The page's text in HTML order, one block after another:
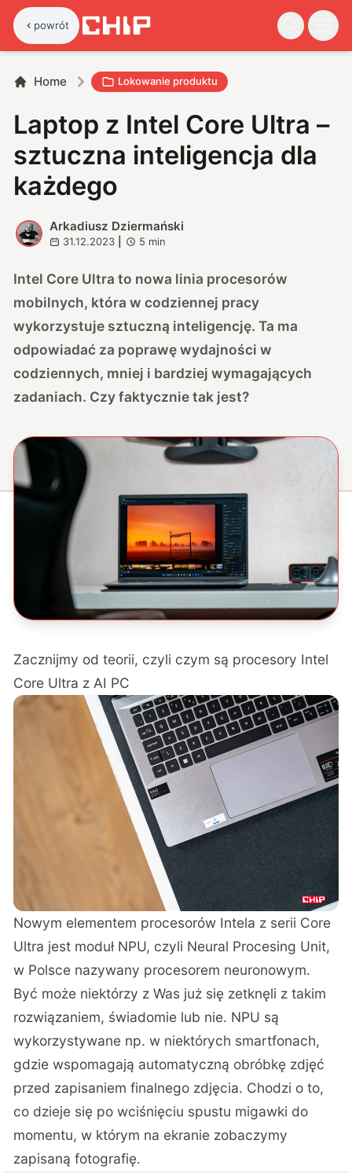
powrót
Home Lokowanie produktu
Laptop z Intel Core Ultra –
sztuczna inteligencja dla
każdego
A
Arkadiusz Dziermański
31.12.2023 5 min
Intel Core Ultra to nowa linia procesorów
mobilnych, która w codziennej pracy
wykorzystuje sztuczną inteligencję. Ta ma
odpowiadać za poprawę wydajności w
codziennych, mniej i bardziej wymagających
zadaniach. Czy faktycznie tak jest?
Zacznijmy od teorii, czyli czym są procesory Intel
Core Ultra z AI PC
Nowym elementem procesorów Intela z serii Core
Ultra jest moduł NPU, czyli Neural Procesing Unit,
w Polsce nazywany procesorem neuronowym.
Być może niektórzy z Was już się zetknęli z takim
rozwiązaniem, świadomie lub nie. NPU są
wykorzystywane np. w niektórych smartfonach,
gdzie wspomagają automatyczną obróbkę zdjęć
przed zapisaniem finalnego zdjęcia. Chodzi o to,
co dzieje się po wciśnięciu spustu migawki do
momentu, w którym na ekranie zobaczymy
zapisaną fotografię.